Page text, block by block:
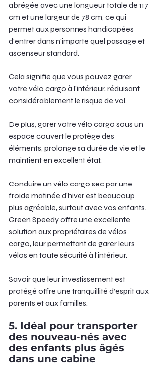
abrégée avec une longueur totale de 117
cm et une largeur de 78 cm, ce qui
permet aux personnes handicapées
d'entrer dans n'importe quel passage et
ascenseur standard.
Cela signifie que vous pouvez garer
votre vélo cargo à l'intérieur, réduisant
considérablement le risque de vol.
De plus, garer votre vélo cargo sous un
espace couvert le protège des
éléments, prolonge sa durée de vie et le
maintient en excellent état.
Conduire un vélo cargo sec par une
froide matinée d'hiver est beaucoup
plus agréable, surtout avec vos enfants.
Green Speedy offre une excellente
solution aux propriétaires de vélos
cargo, leur permettant de garer leurs
vélos en toute sécurité à l'intérieur.
Savoir que leur investissement est
protégé offre une tranquillité d’esprit aux
parents et aux familles.
5. Idéal pour transporter
des nouveau-nés avec
des enfants plus âgés
dans une cabine